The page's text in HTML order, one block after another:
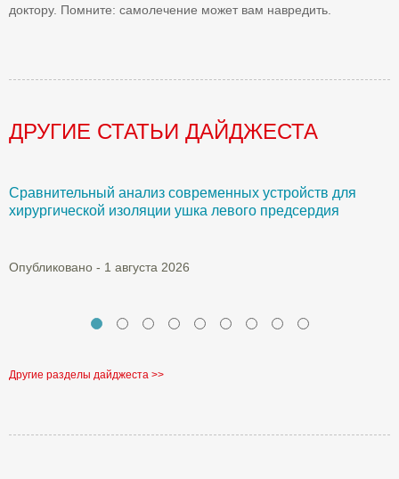
доктору. Помните: самолечение может вам навредить.
ДРУГИЕ СТАТЬИ ДАЙДЖЕСТА
Сравнительный анализ современных устройств для
хирургической изоляции ушка левого предсердия
Опубликовано - 1 августа 2026
Другие разделы дайджеста >>